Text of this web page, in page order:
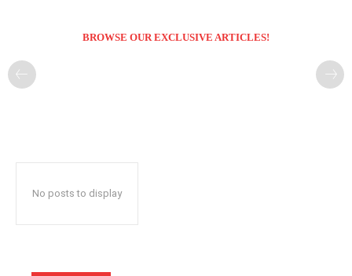
BROWSE OUR EXCLUSIVE ARTICLES!
No posts to display